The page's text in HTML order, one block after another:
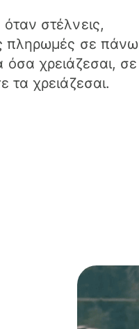
στέλνεις,
πληρωμές σε πάνω
χρειάζεσαι, σε
τα χρειάζεσαι.